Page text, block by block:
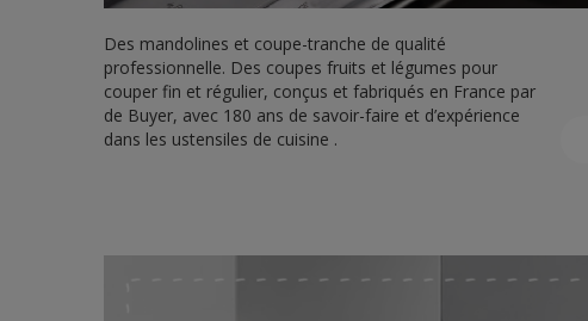
Des mandolines et coupe-tranche de qualité
professionnelle. Des coupes fruits et légumes pour
couper fin et régulier, conçus et fabriqués en France par
de Buyer, avec 180 ans de savoir-faire et d’expérience
dans les ustensiles de cuisine .